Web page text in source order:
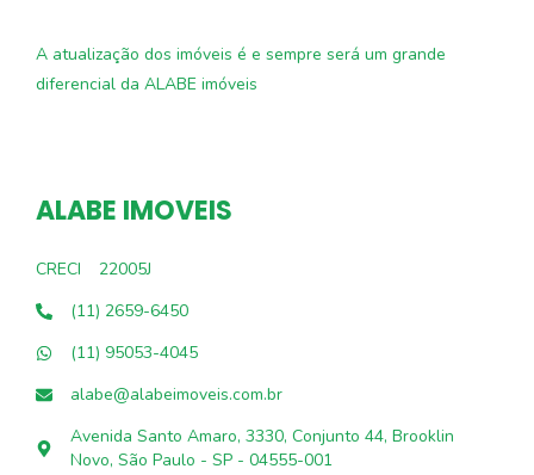
A atualização dos imóveis é e sempre será um grande
diferencial da ALABE imóveis
ALABE IMOVEIS
CRECI
22005J
(11) 2659-6450
(11) 95053-4045
alabe@alabeimoveis.com.br
Avenida Santo Amaro, 3330, Conjunto 44, Brooklin
Novo, São Paulo - SP - 04555-001